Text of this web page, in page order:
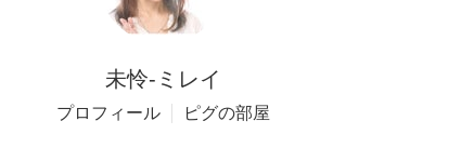
未怜-ミレイ
プロフィール ピグの部屋